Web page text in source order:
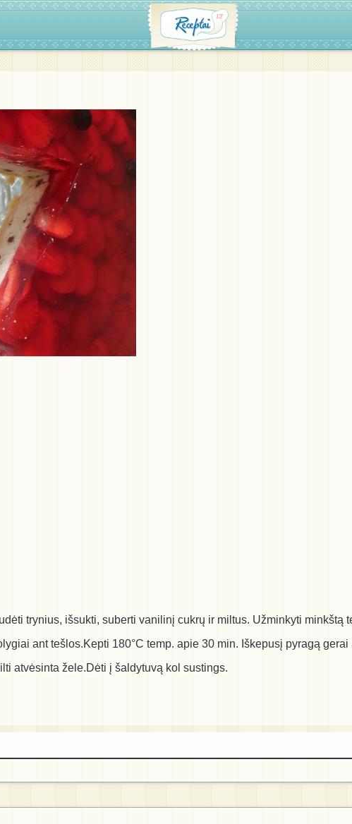
trynius, išsukti, suberti vanilinį cukrų ir miltus. Užminkyti minkštą
ant tešlos.Kepti 180°C temp. apie 30 min. Iškepusį pyragą gerai
atvėsinta žele.Dėti į šaldytuvą kol sustings.